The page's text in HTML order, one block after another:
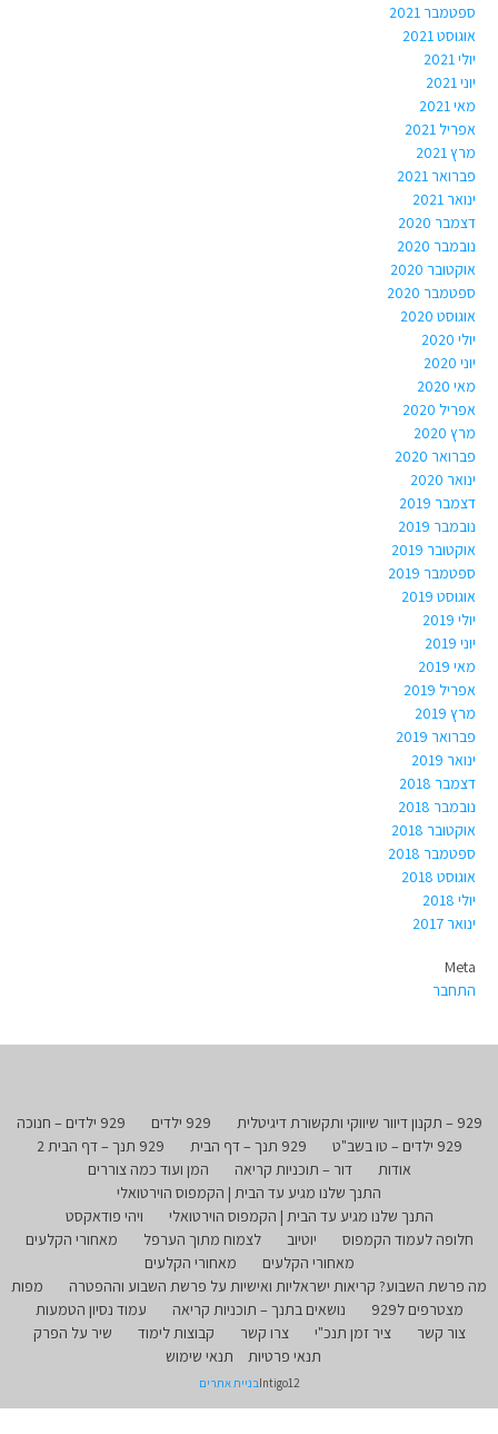
ספטמבר 2021
אוגוסט 2021
יולי 2021
יוני 2021
מאי 2021
אפריל 2021
מרץ 2021
פברואר 2021
ינואר 2021
דצמבר 2020
נובמבר 2020
אוקטובר 2020
ספטמבר 2020
אוגוסט 2020
יולי 2020
יוני 2020
מאי 2020
אפריל 2020
מרץ 2020
פברואר 2020
ינואר 2020
דצמבר 2019
נובמבר 2019
אוקטובר 2019
ספטמבר 2019
אוגוסט 2019
יולי 2019
יוני 2019
מאי 2019
אפריל 2019
מרץ 2019
פברואר 2019
ינואר 2019
דצמבר 2018
נובמבר 2018
אוקטובר 2018
ספטמבר 2018
אוגוסט 2018
יולי 2018
ינואר 2017
Meta
התחבר
929 – תקנון דיוור שיווקי ותקשורת דיגיטלית 929 ילדים
929 ילדים – חנוכה
929 ילדים – טו בשב"ט
929 תנך – דף הבית
929 תנך – דף הבית 2
אודות
דור – תוכניות קריאה
המן ועוד כמה צוררים
התנך שלנו מגיע עד הבית | הקמפוס הוירטואלי
התנך שלנו מגיע עד הבית | הקמפוס הוירטואלי
ויהי פודאקסט
חלופה לעמוד הקמפוס
יוטיוב לצמוח מתוך הערפל
מאחורי הקלעים
מאחורי הקלעים
מאחורי הקלעים
מה פרשת השבוע? קריאות ישראליות ואישיות על פרשת השבוע וההפטרה
מפות
מצטרפים ל929
נושאים בתנך – תוכניות קריאה
עמוד נסיון הטמעות
צור קשר
ציר זמן תנכ"י צרו קשר קבוצות לימוד
שיר על הפרק
תנאי פרטיות
תנאי שימוש
Intigo12בניית אתרים